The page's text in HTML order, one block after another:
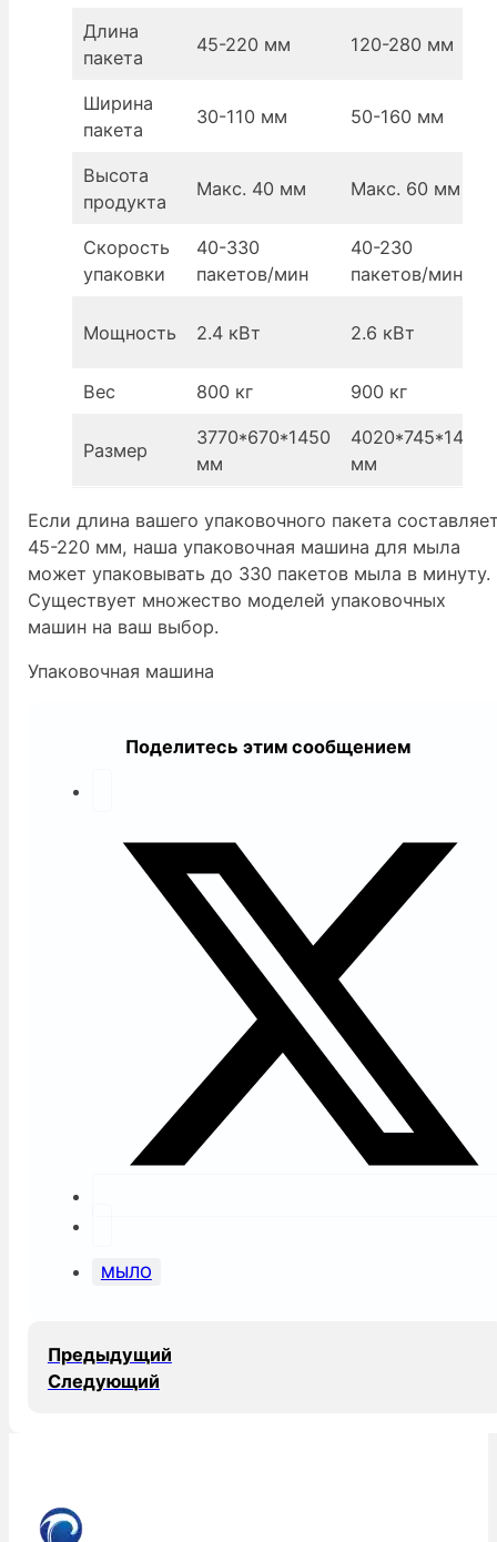
Длина
пакета
45-220 мм 120-280 мм
Ширина
пакета
30-110 мм 50-160 мм
Высота
продукта
Макс. 40 мм Макс. 60 мм
Скорость
упаковки
40-330
пакетов/мин
40-230
пакетов/мин
Мощность 2.4 кВт 2.6 кВт
Вес 800 кг 900 кг
Размер
3770*670*1450
мм
4020*745*1450
мм
Если длина вашего упаковочного пакета
45-220 мм, наша упаковочная машина для мыла
может упаковывать до 330 пакетов мыла в минуту.
Существует множество моделей упаковочных
машин на ваш выбор.
Упаковочная машина
Поделитесь этим сообщением
МЫЛО
Предыдущий
Следующий